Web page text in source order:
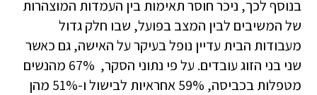
בנוסף לכך, ניכר חוסר תאימות בין העמדות המוצהרות
של המשיבים לבין המצב בפועל, שבו חלק גדול
מעבודות הבית עדיין נופל בעיקר על האישה, גם כאשר
שני בני הזוג עובדים. על פי נתוני הסקר, 67% מהנשים
מטפלות בכביסה, 59% אחראיות לבישול ו-51% מהן